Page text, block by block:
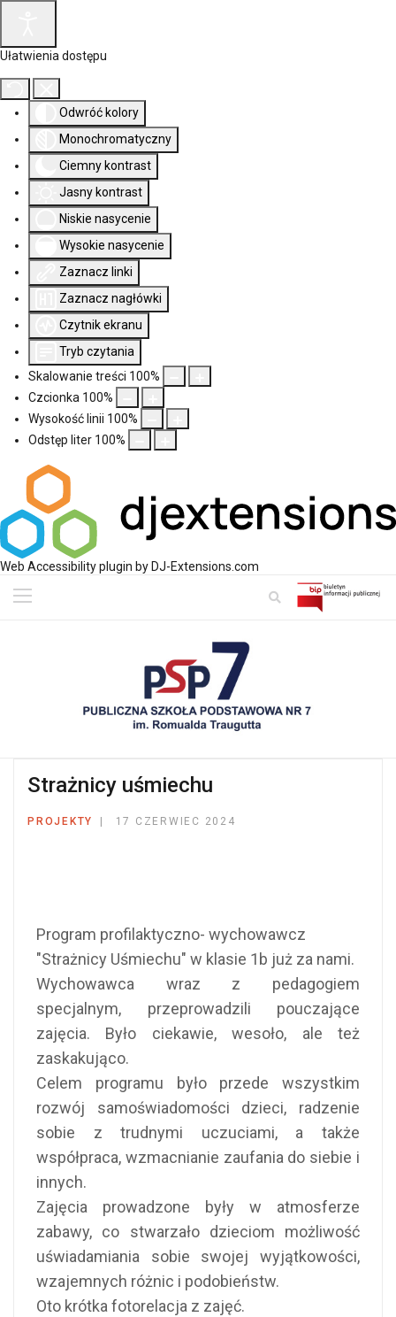
Ułatwienia dostępu
Odwróć kolory
Monochromatyczny
Ciemny kontrast
Jasny kontrast
Niskie nasycenie
Wysokie nasycenie
Zaznacz linki
Zaznacz nagłówki
Czytnik ekranu
Tryb czytania
Skalowanie treści 100%
Czcionka 100%
Wysokość linii 100%
Odstęp liter 100%
Web Accessibility plugin by DJ-Extensions.com
Strażnicy uśmiechu
PROJEKTY 17 CZERWIEC 2024
Program profilaktyczno- wychowawcz
"Strażnicy Uśmiechu" w klasie 1b już za nami.
Wychowawca wraz z pedagogiem
specjalnym, przeprowadzili pouczające
zajęcia. Było ciekawie, wesoło, ale też
zaskakująco.
Celem programu było przede wszystkim
rozwój samoświadomości dzieci, radzenie
sobie z trudnymi uczuciami, a także
współpraca, wzmacnianie zaufania do siebie i
innych.
Zajęcia prowadzone były w atmosferze
zabawy, co stwarzało dzieciom możliwość
uświadamiania sobie swojej wyjątkowości,
wzajemnych różnic i podobieństw.
Oto krótka fotorelacja z zajęć.